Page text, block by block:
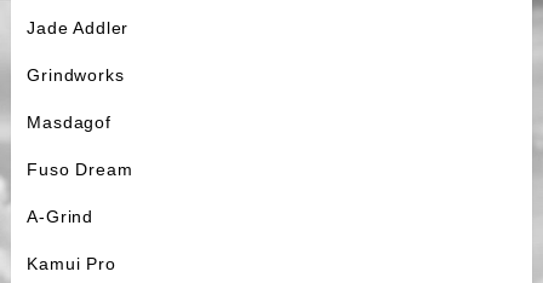
Jade Addler
Grindworks
Masdagof
Fuso Dream
A-Grind
Kamui Pro